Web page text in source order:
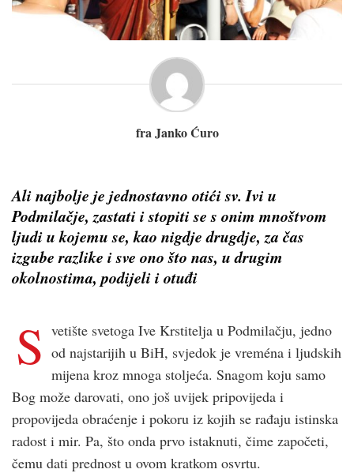
fra Janko Ćuro
Ali najbolje je jednostavno otići sv. Ivi u
Podmilačje, zastati i stopiti se s onim mnoštvom
ljudi u kojemu se, kao nigdje drugdje, za čas
izgube razlike i sve ono što nas, u drugim
okolnostima, podijeli i otuđi
S vetište svetoga Ive Krstitelja u Podmilačju, jedno
od najstarijih u BiH, svjedok je vreména i ljudskih
mijena kroz mnoga stoljeća. Snagom koju samo
Bog može darovati, ono još uvijek pripovijeda i
propovijeda obraćenje i pokoru iz kojih se rađaju istinska
radost i mir. Pa, što onda prvo istaknuti, čime započeti,
čemu dati prednost u ovom kratkom osvrtu.